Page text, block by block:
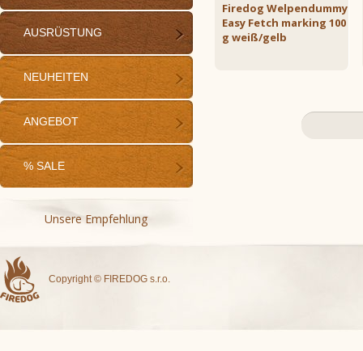
AUSRÜSTUNG
NEUHEITEN
ANGEBOT
% SALE
Unsere Empfehlung
Firedog Welpendummy
Easy Fetch marking 100
g weiß/gelb
Copyright © FIREDOG s.r.o.